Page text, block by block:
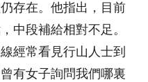
存在。他指出，目前
中段補給相對不足。
經常看見行山人士到
有女子詢問我們哪裏